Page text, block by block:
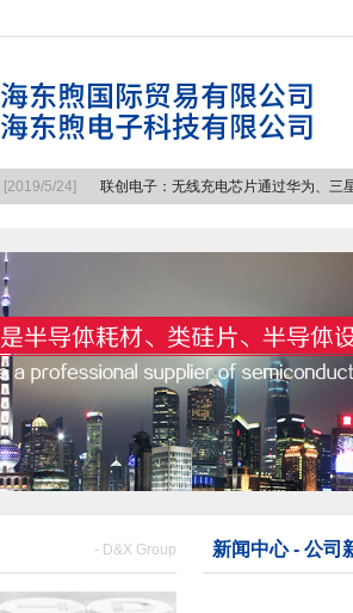
[2019/5/24] 联创电子：无线充电芯片通过华为、三
- D&X Group 新闻中心 - 公司